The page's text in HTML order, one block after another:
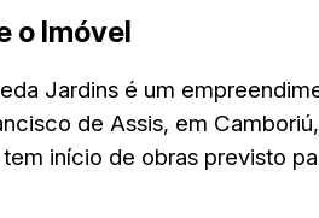
o Imóvel
Jardins é um
de Assis, em
início de obras previsto